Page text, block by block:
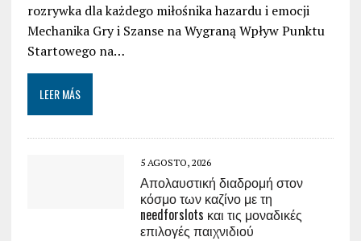
rozrywka dla każdego miłośnika hazardu i emocji
Mechanika Gry i Szanse na Wygraną Wpływ Punktu
Startowego na…
LEER MÁS
5 AGOSTO, 2026
Απολαυστική διαδρομή στον
κόσμο των καζίνο με τη
needforslots και τις μοναδικές
επιλογές παιχνιδιού